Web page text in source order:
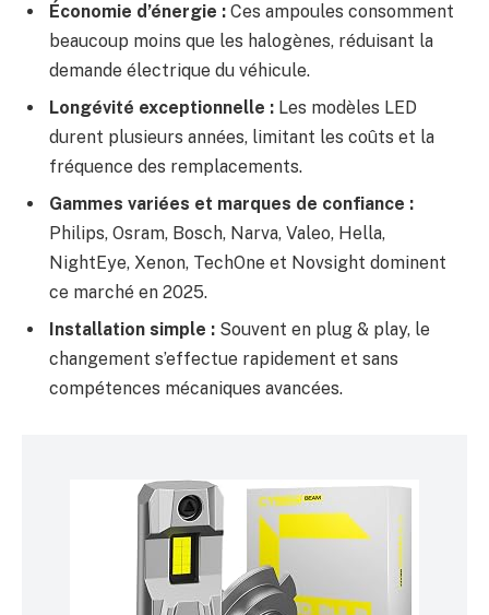
Économie d’énergie : Ces ampoules consomment
beaucoup moins que les halogènes, réduisant la
demande électrique du véhicule.
Longévité exceptionnelle : Les modèles LED
durent plusieurs années, limitant les coûts et la
fréquence des remplacements.
Gammes variées et marques de confiance :
Philips, Osram, Bosch, Narva, Valeo, Hella,
NightEye, Xenon, TechOne et Novsight dominent
ce marché en 2025.
Installation simple : Souvent en plug & play, le
changement s’effectue rapidement et sans
compétences mécaniques avancées.